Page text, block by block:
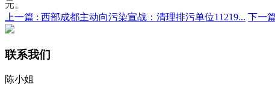
元。
上一篇 : 西部成都主动向污染宣战：清理排污单位11219... 下一
联系我们
陈小姐